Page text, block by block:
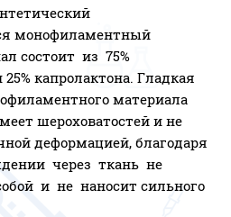
монофиламентный
состоит из 75%
капролактона. Гладкая
материала
шероховатостей и не
деформацией, благодаря
через ткань не
и не наносит сильного